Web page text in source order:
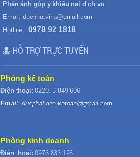
Phản ánh góp ý khiếu nại dịch vụ
Email: ducphatvina@gmail.com
Hotline : 0978 92 1818
HỖ TRỢ TRỰC TUYẾN
Phòng kế toán
Điện thoại: 0220. 3 849 606
Email: ducphatvina.ketoan@gmail.com
Phòng kinh doanh
Điện thoại: 0976.833.196